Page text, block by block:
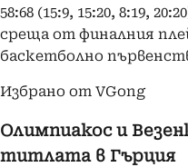
58:68 (15:9, 15:20, 8:19,
среща от финалния
баскетболно
Избрано от VGong
Олимпиакос и
титлата в Гърция